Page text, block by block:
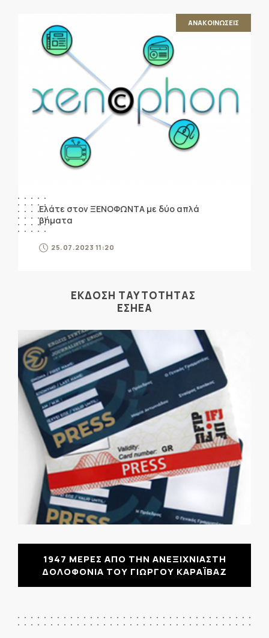
ΑΝΑΚΟΙΝΩΣΕΙΣ
Ελάτε στον ΞΕΝΟΦΩΝΤΑ με δύο απλά
βήματα
25.07.2023 11:20
ΕΚΔΟΣΗ ΤΑΥΤΟΤΗΤΑΣ
ΕΣΗΕΑ
1947 ΜΕΡΕΣ ΑΠΟ ΤΗΝ ΑΝΕΞΙΧΝΙΑΣΤΗ
ΔΟΛΟΦΟΝΙΑ ΤΟΥ ΓΙΩΡΓΟΥ ΚΑΡΑΪΒΑΖ